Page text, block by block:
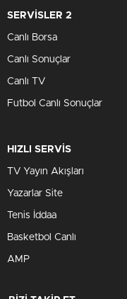
SERVİSLER 2
Canlı Borsa
Canlı Sonuçlar
Canlı TV
Futbol Canlı Sonuçlar
HIZLI SERVİS
TV Yayın Akışları
Yazarlar Site
Tenis İddaa
Basketbol Canlı
AMP